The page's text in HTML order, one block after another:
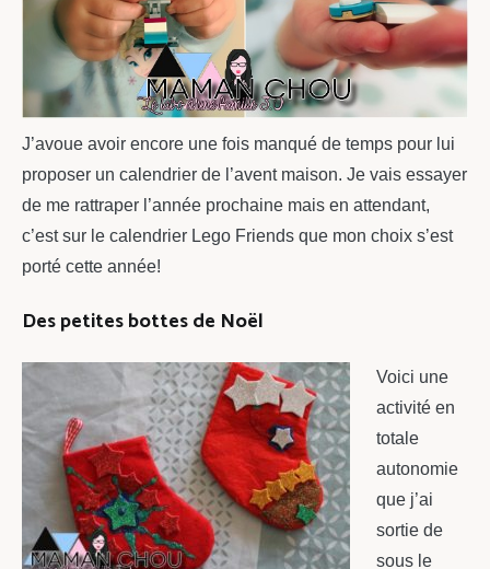
J’avoue avoir encore une fois manqué de temps pour lui
proposer un calendrier de l’avent maison. Je vais essayer
de me rattraper l’année prochaine mais en attendant,
c’est sur le calendrier Lego Friends que mon choix s’est
porté cette année!
Des petites bottes de Noël
Voici une
activité en
totale
autonomie
que j’ai
sortie de
sous le